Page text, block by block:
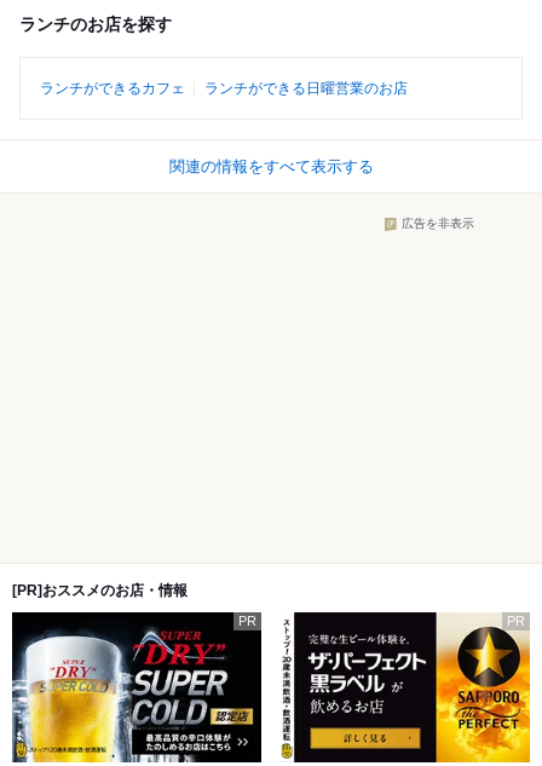
ランチのお店を探す
ランチができるカフェ ランチができる日曜営業のお店
関連の情報をすべて表示する
広告を非表示
[PR]おススメのお店・情報
PR PR